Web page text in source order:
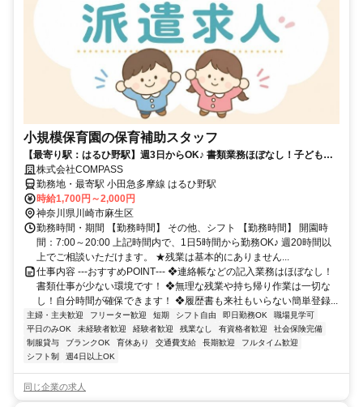
小規模保育園の保育補助スタッフ
【最寄り駅：はるひ野駅】週3日からOK♪ 書類業務ほぼなし！子どもた
ちとじっくり関われる環境★
株式会社COMPASS
勤務地・最寄駅 小田急多摩線 はるひ野駅
時給1,700円～2,000円
神奈川県川崎市麻生区
勤務時間・期間 【勤務時間】 その他、シフト 【勤務時間】 開園時
間：7:00～20:00 上記時間内で、1日5時間から勤務OK♪ 週20時間以
上でご相談いただけます。 ★残業は基本的にありません...
仕事内容 ‐‐‐おすすめPOINT‐‐‐ ❖連絡帳などの記入業務はほぼなし！
書類仕事が少ない環境です！ ❖無理な残業や持ち帰り作業は一切な
し！自分時間が確保できます！ ❖履歴書も来社もいらない簡単登録...
主婦・主夫歓迎 フリーター歓迎 短期 シフト自由 即日勤務OK
職場見学可
平日のみOK
未経験者歓迎 経験者歓迎 残業なし 有資格者歓迎
社会保険完備
制服貸与
ブランクOK 育休あり 交通費支給 長期歓迎
フルタイム歓迎
シフト制
週4日以上OK
同じ企業の求人